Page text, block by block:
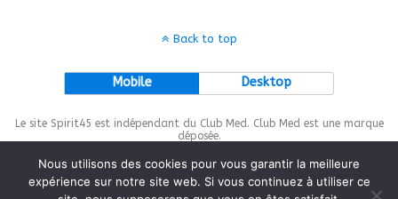
Back to top
Mobile Desktop
Le site Spirit45 est indépendant du Club Med. Club Med est une marque
déposée.
Nous utilisons des cookies pour vous garantir la meilleure
expérience sur notre site web. Si vous continuez à utiliser ce